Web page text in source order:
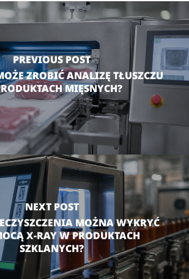
PREVIOUS POST
ZROBIĆ ANALIZĘ TŁUSZCZU
MIĘSNYCH?
NEXT POST
MOŻNA WYKRYĆ
X-RAY W PRODUKTACH
SZKLANYCH?